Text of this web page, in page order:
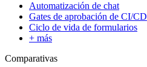
Automatización de chat
Gates de aprobación de CI/CD
Ciclo de vida de formularios
+ más
Comparativas